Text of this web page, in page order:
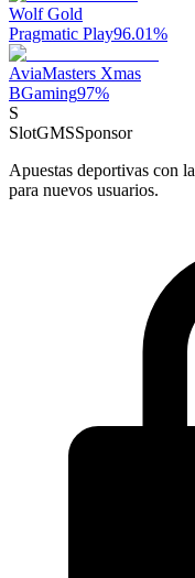
Wolf Gold
Pragmatic Play96.01%
AviaMasters Xmas
BGaming97%
S
SlotGMSSponsor
Apuestas deportivas con
para nuevos usuarios.